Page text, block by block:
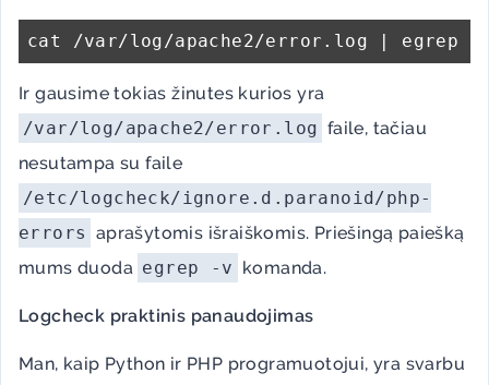
Ir gausime tokias žinutes kurios yra
/var/log/apache2/error.log faile, tačiau
nesutampa su faile
/etc/logcheck/ignore.d.paranoid/php-
errors aprašytomis išraiškomis. Priešingą paiešką
mums duoda egrep -v komanda.
Logcheck praktinis panaudojimas
Man, kaip Python ir PHP programuotojui, yra svarbu